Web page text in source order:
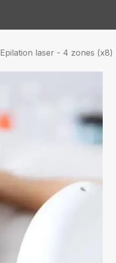
Epilation laser - 4 zones (x8)